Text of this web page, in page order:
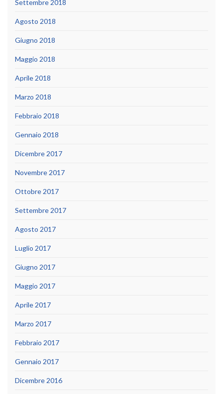
Settembre 2018
Agosto 2018
Giugno 2018
Maggio 2018
Aprile 2018
Marzo 2018
Febbraio 2018
Gennaio 2018
Dicembre 2017
Novembre 2017
Ottobre 2017
Settembre 2017
Agosto 2017
Luglio 2017
Giugno 2017
Maggio 2017
Aprile 2017
Marzo 2017
Febbraio 2017
Gennaio 2017
Dicembre 2016